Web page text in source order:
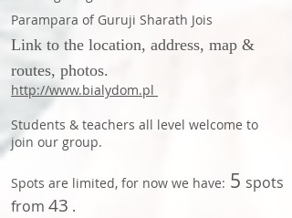
Parampara of Guruji Sharath Jois
Link to the location, address, map &
routes, photos.
http://www.bialydom.pl
Students & teachers all level welcome to
join our group.
Spots are limited, for now we have: 5 spots
from 43 .